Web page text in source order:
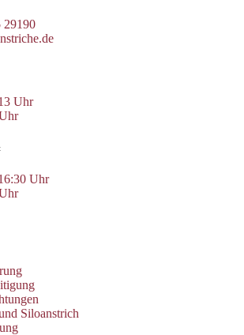
29190
Uhr
Uhr
Siloanstrich